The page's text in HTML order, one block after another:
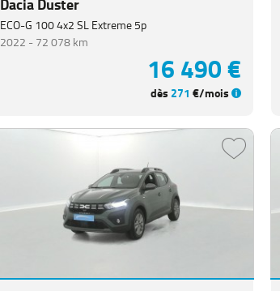
ECO-G 100 4x2 SL Extreme 5p
2022 -72 078 km
16 490 €
dès 271 €/mois